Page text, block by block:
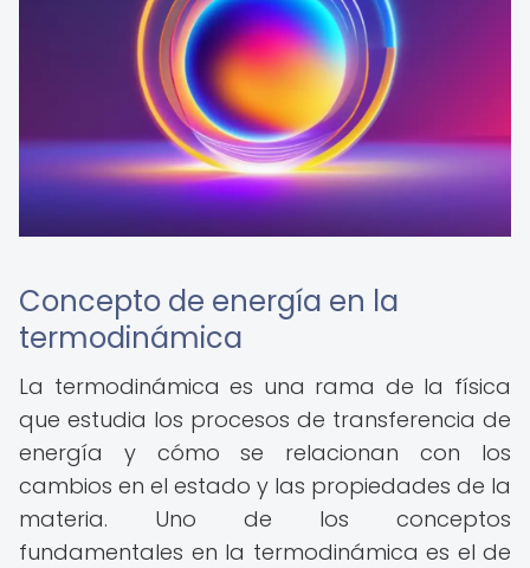
Concepto de energía en la
termodinámica
La termodinámica es una rama de la física
que estudia los procesos de transferencia de
energía y cómo se relacionan con los
cambios en el estado y las propiedades de la
materia. Uno de los conceptos
fundamentales en la termodinámica es el de